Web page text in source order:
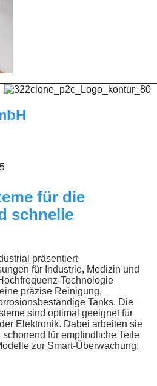
für die
schnelle
präsentiert
für Industrie, Medizin und
Technologie
präzise Reinigung,
Tanks. Die
sind optimal geeignet für
Elektronik. Dabei arbeiten sie
für empfindliche Teile
zur Smart-Überwachung.